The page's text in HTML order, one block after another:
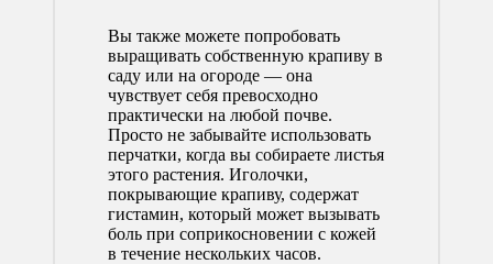
Вы также можете попробовать
выращивать собственную крапиву в
саду или на огороде — она
чувствует себя превосходно
практически на любой почве.
Просто не забывайте использовать
перчатки, когда вы собираете листья
этого растения. Иголочки,
покрывающие крапиву, содержат
гистамин, который может вызывать
боль при соприкосновении с кожей
в течение нескольких часов.